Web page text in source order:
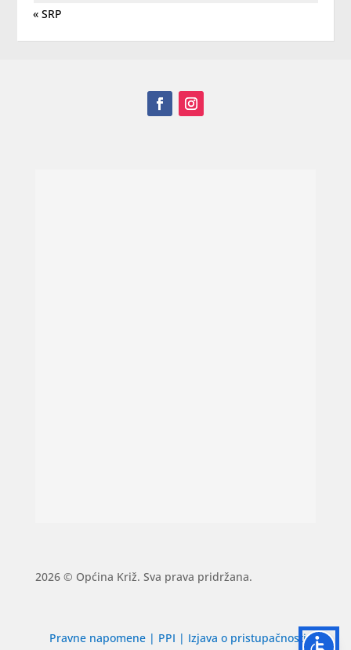
« SRP
2026 © Općina Križ. Sva prava pridržana.
Pravne napomene | PPI | Izjava o pristupačnosti|